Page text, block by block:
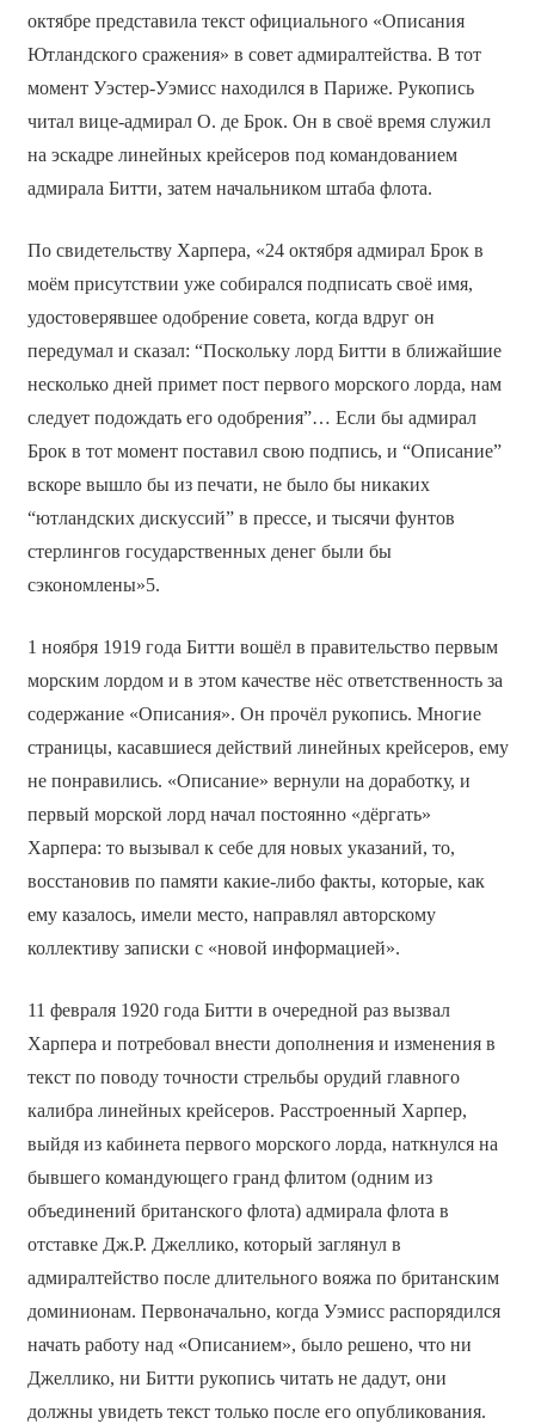
октябре представила текст официального «Описания
Ютландского сражения» в совет адмиралтейства. В тот
момент Уэстер-Уэмисс находился в Париже. Рукопись
читал вице-адмирал О. де Брок. Он в своё время служил
на эскадре линейных крейсеров под командованием
адмирала Битти, затем начальником штаба флота.
По свидетельству Харпера, «24 октября адмирал Брок в
моём присутствии уже собирался подписать своё имя,
удостоверявшее одобрение совета, когда вдруг он
передумал и сказал: “Поскольку лорд Битти в ближайшие
несколько дней примет пост первого морского лорда, нам
следует подождать его одобрения”… Если бы адмирал
Брок в тот момент поставил свою подпись, и “Описание”
вскоре вышло бы из печати, не было бы никаких
“ютландских дискуссий” в прессе, и тысячи фунтов
стерлингов государственных денег были бы
сэкономлены»5.
1 ноября 1919 года Битти вошёл в правительство первым
морским лордом и в этом качестве нёс ответственность за
содержание «Описания». Он прочёл рукопись. Многие
страницы, касавшиеся действий линейных крейсеров, ему
не понравились. «Описание» вернули на доработку, и
первый морской лорд начал постоянно «дёргать»
Харпера: то вызывал к себе для новых указаний, то,
восстановив по памяти какие-либо факты, которые, как
ему казалось, имели место, направлял авторскому
коллективу записки с «новой информацией».
11 февраля 1920 года Битти в очередной раз вызвал
Харпера и потребовал внести дополнения и изменения в
текст по поводу точности стрельбы орудий главного
калибра линейных крейсеров. Расстроенный Харпер,
выйдя из кабинета первого морского лорда, наткнулся на
бывшего командующего гранд флитом (одним из
объединений британского флота) адмирала флота в
отставке Дж.Р. Джеллико, который заглянул в
адмиралтейство после длительного вояжа по британским
доминионам. Первоначально, когда Уэмисс распорядился
начать работу над «Описанием», было решено, что ни
Джеллико, ни Битти рукопись читать не дадут, они
должны увидеть текст только после его опубликования.